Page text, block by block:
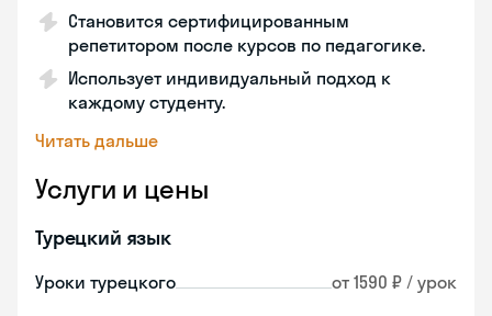
Становится сертифицированным
репетитором после курсов по педагогике.
Использует индивидуальный подход к
каждому студенту.
Читать дальше
Услуги и цены
Турецкий язык
Уроки турецкого от 1590 ₽ / урок